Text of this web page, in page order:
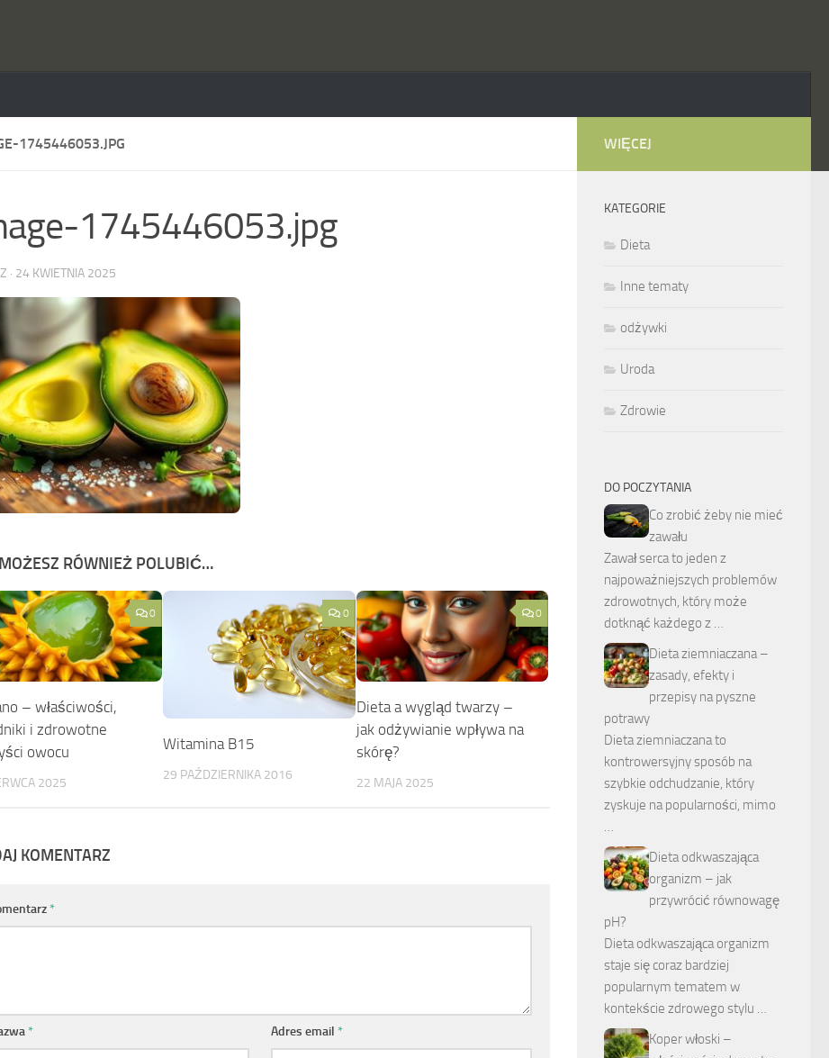
1745446053.JPG
1745446053.jpg
· 24 KWIETNIA 2025
MOŻESZ RÓWNIEŻ POLUBIĆ…
0
– właściwości,
i zdrowotne
owocu
2025
0
Witamina B15
29 PAŹDZIERNIKA 2016
0
Dieta a wygląd twarzy –
jak odżywianie wpływa na
skórę?
22 MAJA 2025
KOMENTARZ
*
* Adres email*
WIĘCEJ
KATEGORIE
Dieta
Inne tematy
odżywki
Uroda
Zdrowie
DO POCZYTANIA
Co zrobić żeby nie mieć
zawału
Zawał serca to jeden z
najpoważniejszych problemów
zdrowotnych, który może
dotknąć każdego z …
Dieta ziemniaczana –
zasady, efekty i
przepisy na pyszne
potrawy
Dieta ziemniaczana to
kontrowersyjny sposób na
szybkie odchudzanie, który
zyskuje na popularności, mimo
…
Dieta odkwaszająca
organizm – jak
przywrócić równowagę
pH?
Dieta odkwaszająca organizm
staje się coraz bardziej
popularnym tematem w
kontekście zdrowego stylu …
Koper włoski –